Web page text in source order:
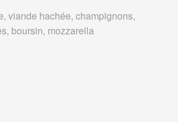
viande hachée, champignons,
boursin, mozzarella